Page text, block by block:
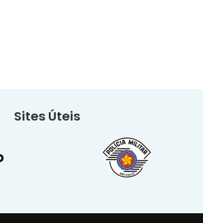
Sites Úteis